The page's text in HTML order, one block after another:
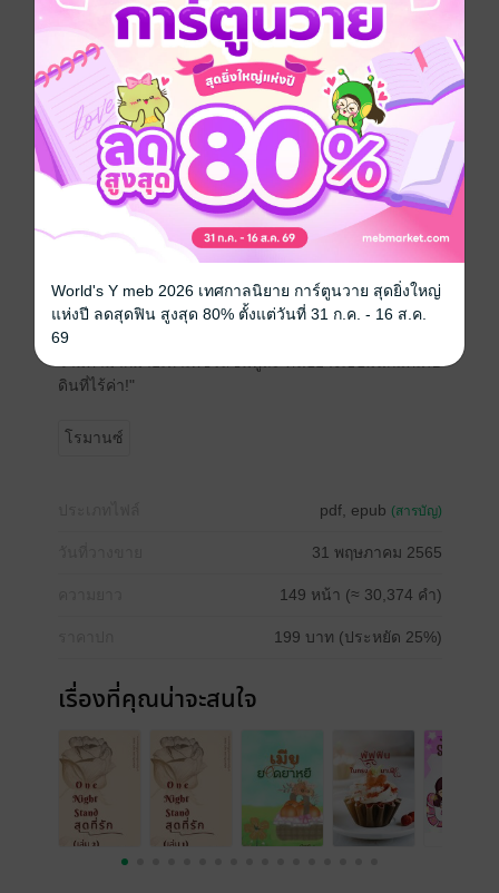
เพราะมันมีคุณค่าทางจิตใจและมูลค่ามหาศาล จึงทำให้ค
วินน์จำเป็นต้องพลิกแผ่นดินตามล่าหาต่างหูคู่นี้ จนในที่สุด
เขาก็สืบรู้มาจากภาพถ่ายบนโซเชียลมีเดียที่ถูกเผยแพร่เมื่อ
ราวสามสัปดาห์ที่แล้ว มันอยู่กับหญิงสาวลูกครึ่งไทย
อเมริกันที่ชื่อ "ลิลี่ ลาเบลล์"
"จงตามล่าเธอมาเพื่อเอาของคืน!"
'แต่ทว่าต่างหูเพชรคู่นั้นดันอันตรธานหายไปเสียแล้ว สาว
น้อยจอมก๋ากั่นวัยยี่สิบเอ็ดปีจึงจำเป็นต้องชดใช้กรรมที่ไม่
ได้ก่อ เพื่อแลกกับชีวิต "ควีน" เจ้าแมวน้อยสุดที่รักผู้น่า
สงสารของตนนั่นเอง'
"ในเมื่อหาเพชรประจำตระกูลมาคืนฉันไม่ได้ ก็จงพลีกาย
อ้าขาให้ฉันเอาจนกว่าฉันจะพอใจ อ้อ! แล้วก็อย่าสำคัญตัว
ดินที่ไร้ค่า!"
โรมานซ์
pdf, epub (สารบัญ)
31 พฤษภาคม 2565
149 หน้า (≈ 30,374 คำ)
199 บาท (ประหยัด 25%)
เรื่องที่คุณน่าจะสนใจ
World's Y meb 2026 เทศกาลนิยาย การ์ตูนวาย สุดยิ่งใหญ่
แห่งปี ลดสุดฟิน สูงสุด 80% ตั้งแต่วันที่ 31 ก.ค. - 16 ส.ค.
69